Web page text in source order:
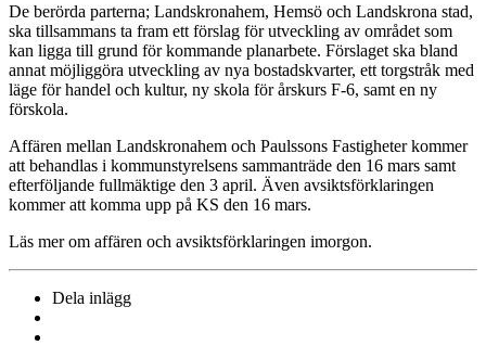
De berörda parterna; Landskronahem, Hemsö och Landskrona stad,
ska tillsammans ta fram ett förslag för utveckling av området som
kan ligga till grund för kommande planarbete. Förslaget ska bland
annat möjliggöra utveckling av nya bostadskvarter, ett torgstråk med
läge för handel och kultur, ny skola för årskurs F-6, samt en ny
förskola.
Affären mellan Landskronahem och Paulssons Fastigheter kommer
att behandlas i kommunstyrelsens sammanträde den 16 mars samt
efterföljande fullmäktige den 3 april. Även avsiktsförklaringen
kommer att komma upp på KS den 16 mars.
Läs mer om affären och avsiktsförklaringen imorgon.
Dela inlägg